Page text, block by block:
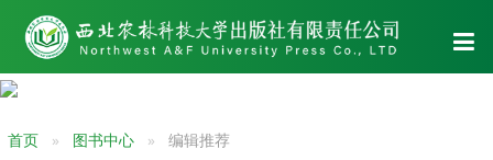
首页 图书中心 编辑推荐